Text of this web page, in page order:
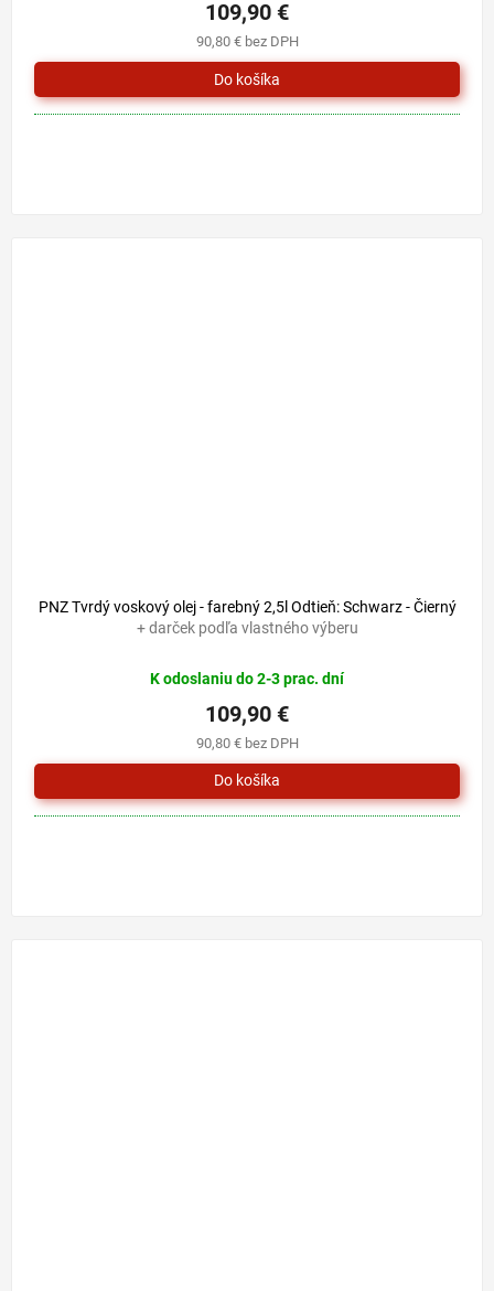
90,80 € bez DPH
109,90 €
PNZ Tvrdý voskový olej - farebný 2,5l Odtieň: Schwarz - Čierný
+ darček podľa vlastného výberu
K odoslaniu do 2-3 prac. dní
90,80 € bez DPH
109,90 €